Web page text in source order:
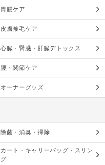
胃腸ケア
皮膚被毛ケア
心臓・腎臓・肝臓デトックス
腰・関節ケア
オーナーグッズ
除菌・消臭・掃除
カート・キャリーバッグ・スリン
グ